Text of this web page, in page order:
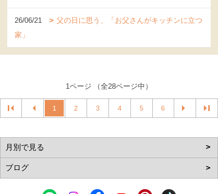
26/06/21
父の日に思う、「お父さんがキッチンに立つ
家」
1ページ （全28ページ中）
1 2 3 4 5 6